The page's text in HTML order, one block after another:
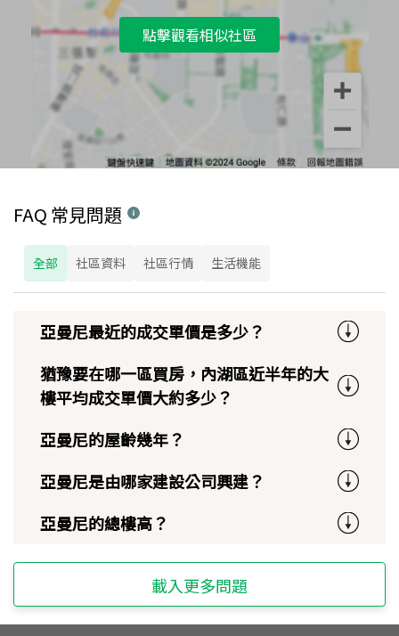
點擊觀看相似社區
FAQ 常見問題
全部 社區資料 社區行情 生活機能
亞曼尼最近的成交單價是多少？
猶豫要在哪一區買房，內湖區近半年的大
樓平均成交單價大約多少？
亞曼尼的屋齡幾年？
亞曼尼是由哪家建設公司興建？
亞曼尼的總樓高？
載入更多問題